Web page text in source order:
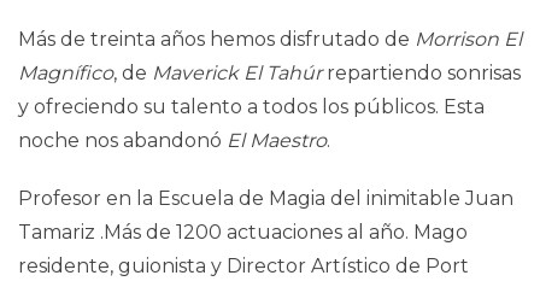
Más de treinta años hemos disfrutado de Morrison El
Magnífico, de Maverick El Tahúrrepartiendo sonrisas
y ofreciendo su talento a todos los públicos. Esta
noche nos abandonó El Maestro.
Profesor en la Escuela de Magia del inimitable Juan
Tamariz .Más de 1200 actuaciones al año. Mago
residente, guionista y Director Artístico de Port